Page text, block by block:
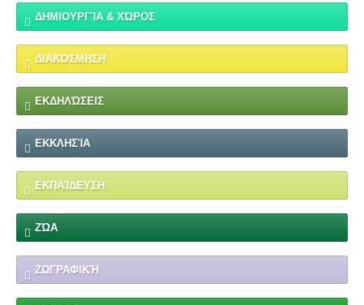
ΔΗΜΙΟΥΡΓΊΑ & ΧΏΡΟΣ
ΔΙΑΚΌΣΜΗΣΗ
ΕΚΔΗΛΏΣΕΙΣ
ΕΚΚΛΗΣΊΑ
ΕΚΠΑΊΔΕΥΣΗ
ΖΏΑ
ΖΩΓΡΑΦΙΚΉ